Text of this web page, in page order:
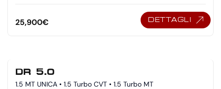
25,900€ DETTAGLI
DR 5.0
1.5 MT UNICA • 1.5 Turbo CVT • 1.5 Turbo MT